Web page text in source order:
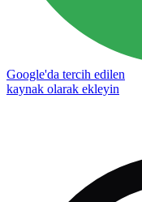
Google'da tercih edilen
kaynak olarak ekleyin